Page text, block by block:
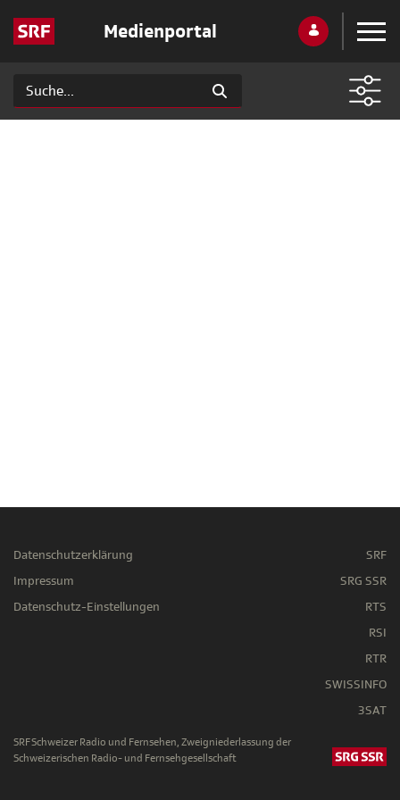
Medienportal
Datenschutzerklärung
Impressum
Datenschutz-Einstellungen
SRF
SRG SSR
RTS
RSI
RTR
SWISSINFO
3SAT
SRF Schweizer Radio und Fernsehen, Zweigniederlassung der
Schweizerischen Radio- und Fernsehgesellschaft